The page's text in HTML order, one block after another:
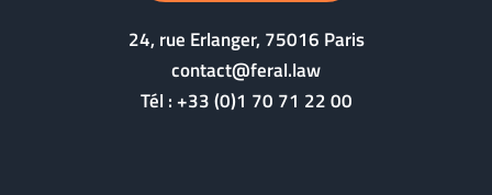
24, rue Erlanger, 75016 Paris
contact@feral.law
Tél :+33 (0)1 70 71 22 00